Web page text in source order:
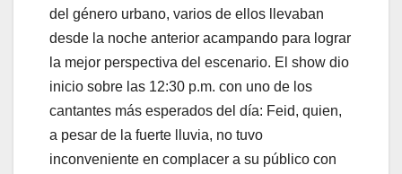
del género urbano, varios de ellos llevaban
desde la noche anterior acampando para lograr
la mejor perspectiva del escenario. El show dio
inicio sobre las 12:30 p.m. con uno de los
cantantes más esperados del día: Feid, quien,
a pesar de la fuerte lluvia, no tuvo
inconveniente en complacer a su público con